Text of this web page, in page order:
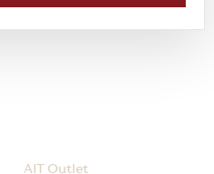
Каспи-Ред
AIT Outlet